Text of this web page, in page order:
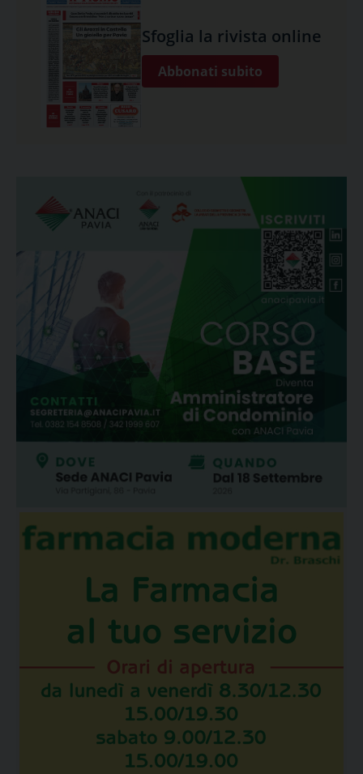
Sfoglia la rivista online
Abbonati subito